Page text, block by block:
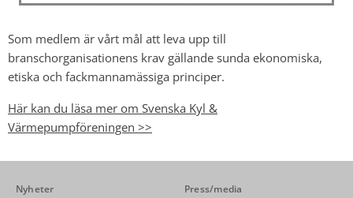
Som medlem är vårt mål att leva upp till
branschorganisationens krav gällande sunda ekonomiska,
etiska och fackmannamässiga principer.
Här kan du läsa mer om Svenska Kyl &
Värmepumpföreningen >>
Nyheter
Press/media